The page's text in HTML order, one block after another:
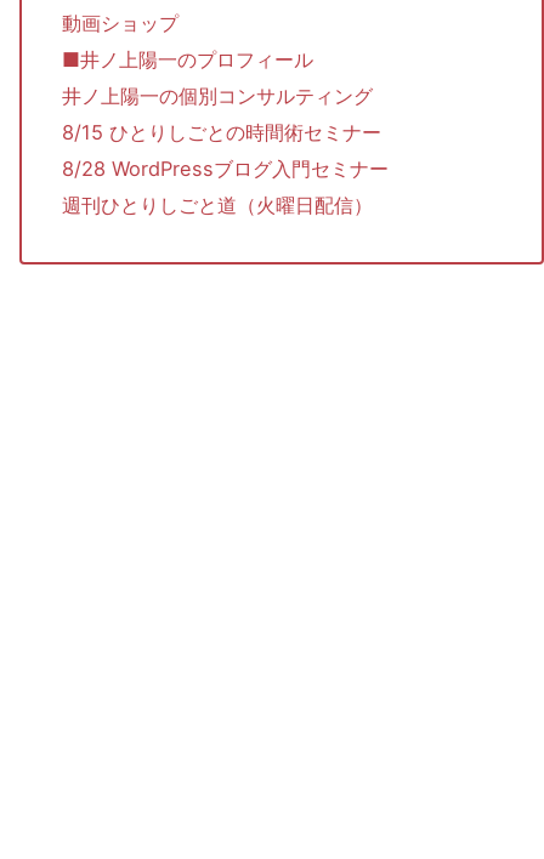
動画ショップ
■井ノ上陽一のプロフィール
井ノ上陽一の個別コンサルティング
8/15 ひとりしごとの時間術セミナー
8/28 WordPressブログ入門セミナー
週刊ひとりしごと道（火曜日配信）